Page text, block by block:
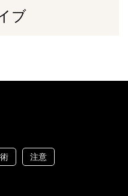
ブ
注意